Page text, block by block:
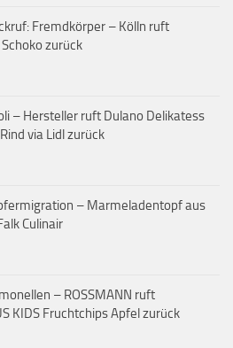
Fremdkörper – Kölln ruft
zurück
– Hersteller ruft Dulano Delikatess
via Lidl zurück
– Marmeladentopf aus
Culinair
– ROSSMANN ruft
KIDS Fruchtchips Apfel zurück